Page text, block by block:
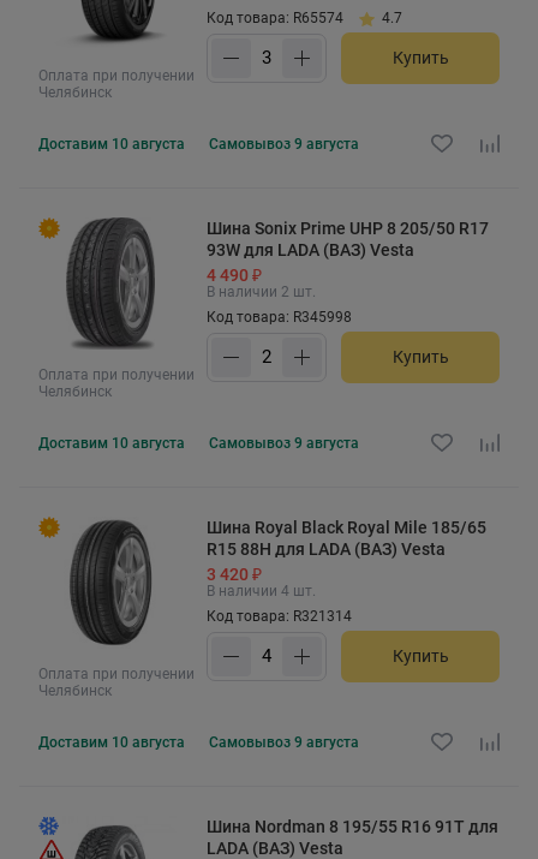
Оплата при получении
Челябинск
Код товара: R65574
4.7
Купить
Доставим 10 августа Самовывоз 9 августа
Оплата при получении
Челябинск
Шина Sonix Prime UHP 8 205/50 R17
93W для LADA (ВАЗ) Vesta
4 490 ₽
В наличии 2 шт.
Код товара: R345998
Купить
Доставим 10 августа Самовывоз 9 августа
Оплата при получении
Челябинск
Шина Royal Black Royal Mile 185/65
R15 88H для LADA (ВАЗ) Vesta
3 420 ₽
В наличии 4 шт.
Код товара: R321314
Купить
Доставим 10 августа Самовывоз 9 августа
Шина Nordman 8 195/55 R16 91T для
LADA (ВАЗ) Vesta